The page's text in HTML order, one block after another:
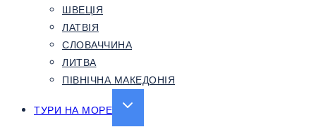
ШВЕЦІЯ
ЛАТВІЯ
СЛОВАЧЧИНА
ЛИТВА
ПІВНІЧНА МАКЕДОНІЯ
ТУРИ НА МОРЕ
EXPAND